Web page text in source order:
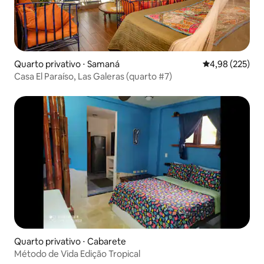
Quarto privativo ⋅ Samaná 4,98 de uma
4,98 (225)
Casa El Paraíso, Las Galeras (quarto #7)
Quarto privativo ⋅ Cabarete
Método de Vida Edição Tropical